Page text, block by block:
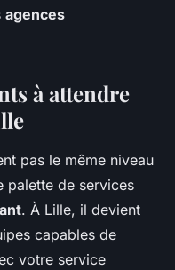
agences
à attendre
pas le même niveau
palette de services
. À Lille, il devient
capables de
votre service